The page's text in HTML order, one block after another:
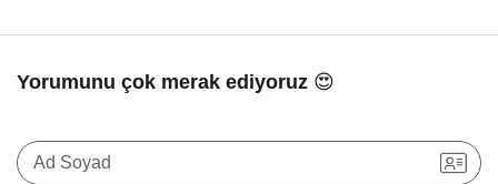
Yorumunu çok merak ediyoruz 😍
Ad Soyad